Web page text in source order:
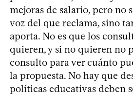
mejoras de salario, pero no
voz del que reclama, sino
aporta. No es que los
quieren, y si no quieren no
consulto para ver cuánto
la propuesta. No hay que
políticas educativas deben